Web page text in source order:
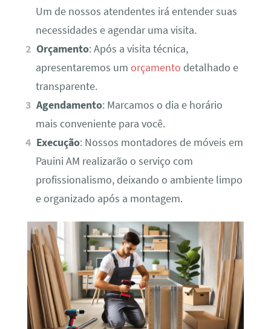
Um de nossos atendentes irá entender suas
necessidades e agendar uma visita.
Orçamento: Após a visita técnica,
apresentaremos um orçamento detalhado e
transparente.
Agendamento: Marcamos o dia e horário
mais conveniente para você.
Execução: Nossos montadores de móveis em
Pauini AM realizarão o serviço com
profissionalismo, deixando o ambiente limpo
e organizado após a montagem.